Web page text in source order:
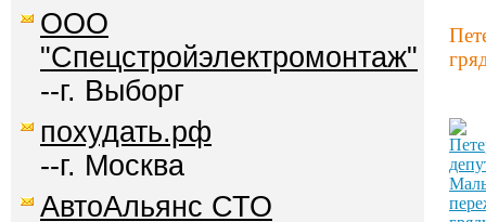
ООО
"Спецстройэлектромонтаж"
--г. Выборг
похудать.рф
--г. Москва
АвтоАльянс СТО